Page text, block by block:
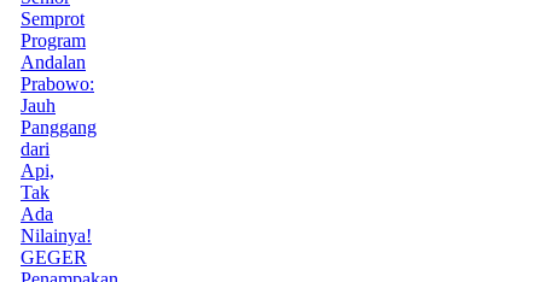
Semprot
Program
Andalan
Prabowo:
Jauh
Panggang
dari
Api,
Tak
Ada
Nilainya!
GEGER